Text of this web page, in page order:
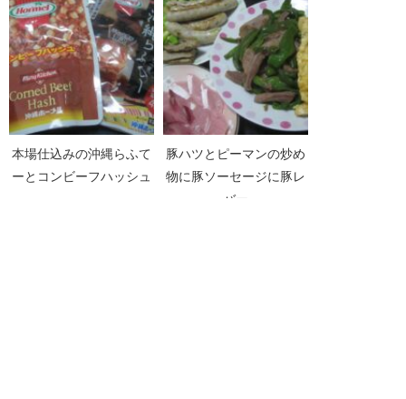
本場仕込みの沖縄らふて
ーとコンビーフハッシュ
豚ハツとピーマンの炒め
物に豚ソーセージに豚レ
バー